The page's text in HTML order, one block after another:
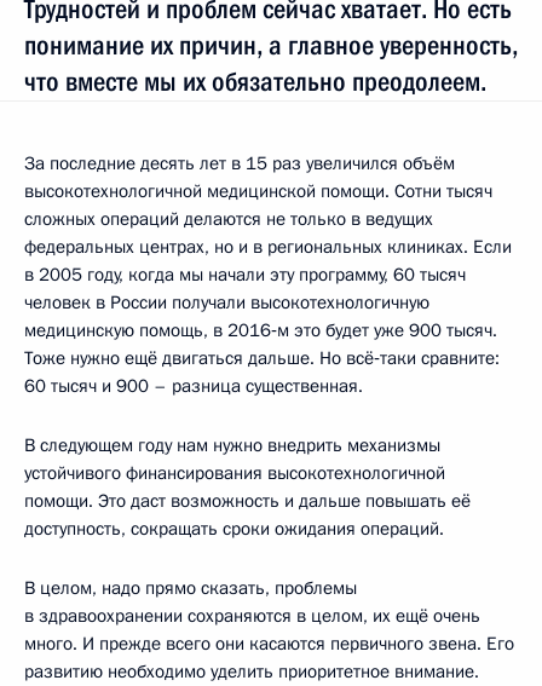
Трудностей и проблем сейчас хватает. Но есть
понимание их причин, а главное уверенность,
что вместе мы их обязательно преодолеем.
За последние десять лет в 15 раз увеличился объём
высокотехнологичной медицинской помощи. Сотни тысяч
сложных операций делаются не только в ведущих
федеральных центрах, но и в региональных клиниках. Если
в 2005 году, когда мы начали эту программу, 60 тысяч
человек в России получали высокотехнологичную
медицинскую помощь, в 2016‑м это будет уже 900 тысяч.
Тоже нужно ещё двигаться дальше. Но всё‑таки сравните:
60 тысяч и 900 – разница существенная.
В следующем году нам нужно внедрить механизмы
устойчивого финансирования высокотехнологичной
помощи. Это даст возможность и дальше повышать её
доступность, сокращать сроки ожидания операций.
В целом, надо прямо сказать, проблемы
в здравоохранении сохраняются в целом, их ещё очень
много. И прежде всего они касаются первичного звена. Его
развитию необходимо уделить приоритетное внимание.